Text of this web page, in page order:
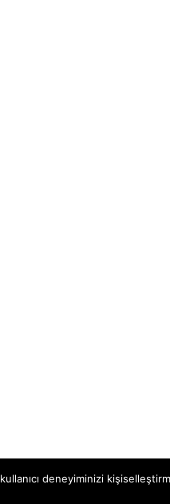
deneyiminizi